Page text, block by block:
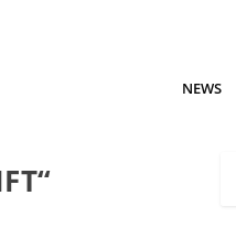
NEWS